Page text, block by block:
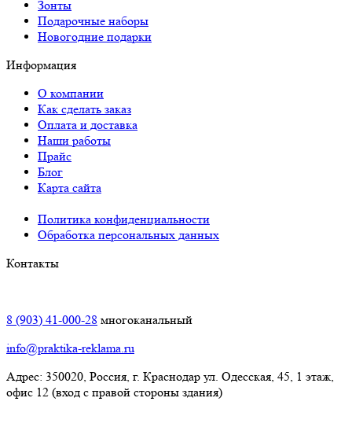
Зонты
Подарочные наборы
Новогодние подарки
Информация
О компании
Как сделать заказ
Оплата и доставка
Наши работы
Прайс
Блог
Карта сайта
Политика конфиденциальности
Обработка персональных данных
Контакты
8 (903) 41-000-28 многоканальный
info@praktika-reklama.ru
Адрес: 350020, Россия, г. Краснодар ул. Одесская, 45, 1 этаж,
офис 12 (вход с правой стороны здания)